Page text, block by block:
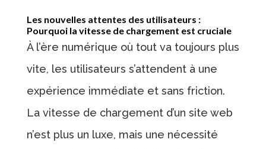
Les nouvelles attentes des utilisateurs :
Pourquoi la vitesse de chargement est cruciale
À l’ère numérique où tout va toujours plus
vite, les utilisateurs s’attendent à une
expérience immédiate et sans friction.
La vitesse de chargement d’un site web
n’est plus un luxe, mais une nécessité